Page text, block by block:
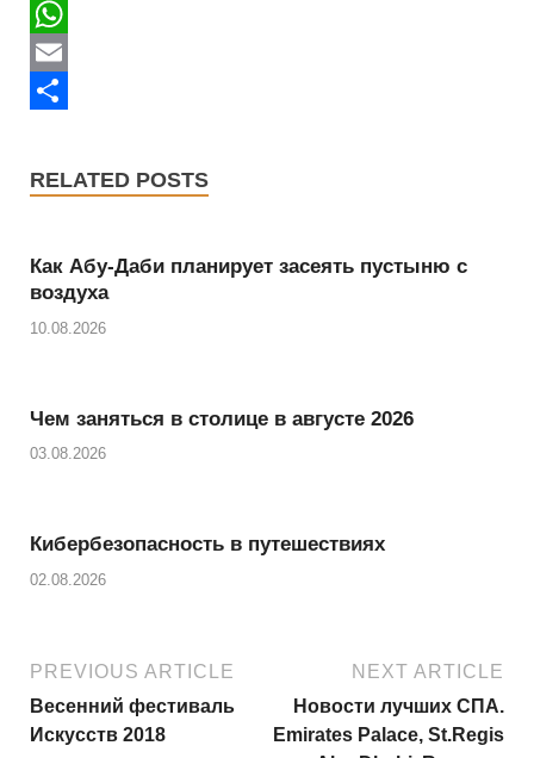
e
b
o
T
w
W
h
p
E
RELATED POSTS
Как Абу-Даби планирует засеять пустыню с
воздуха
10.08.2026
Чем заняться в столице в августе 2026
03.08.2026
Кибербезопасность в путешествиях
02.08.2026
PREVIOUS ARTICLE
Весенний фестиваль
Искусств 2018
NEXT ARTICLE
Новости лучших СПА.
Emirates Palace, St.Regis